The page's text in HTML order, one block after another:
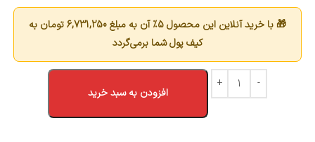
🎁 با خرید آنلاین این محصول 5٪ آن به مبلغ 6,731,250تومان به
کیف پول شما برمی‌گردد
افزودن به سبد خرید